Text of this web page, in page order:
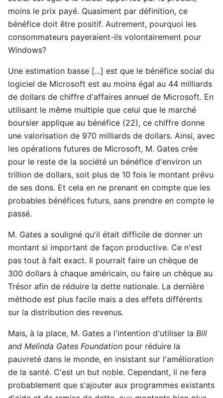
moins le prix payé. Quasiment par définition, ce
bénéfice doit être positif. Autrement, pourquoi les
consommateurs payeraient-ils volontairement pour
Windows?
Une estimation basse [...] est que le bénéfice social du
logiciel de Microsoft est au moins égal au 44 milliards
de dollars de chiffre d'affaires annuel de Microsoft. En
utilisant le même multiple que celui que le marché
boursier applique au bénéfice (22), ce chiffre donne
une valorisation de 970 milliards de dollars. Ainsi, avec
les opérations futures de Microsoft, M. Gates crée
pour le reste de la société un bénéfice d'environ un
trillion de dollars, soit plus de 10 fois le montant prévu
de ses dons. Et cela en ne prenant en compte que les
probables bénéfices futurs, sans prendre en compte le
passé.
M. Gates a souligné qu'il était difficile de donner un
montant si important de façon productive. Ce n'est
pas tout à fait exact. Il pourrait faire un chèque de
300 dollars à chaque américain, ou faire un chèque au
Trésor afin de réduire la dette nationale. La dernière
méthode est plus facile mais a des effets différents
sur la distribution des revenus.
Mais, à la place, M. Gates a l'intention d'utiliser la Bill
and Melinda Gates Foundation pour réduire la
pauvreté dans le monde, en insistant sur l'amélioration
de la santé. C'est un but noble. Cependant, il ne fera
probablement que s'ajouter aux programmes existants